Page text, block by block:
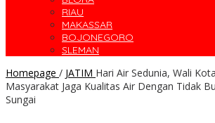
RIAU
MAKASSAR
BOJONEGORO
SLEMAN
Homepage / JATIM Hari Air Sedunia, Wali
Masyarakat Jaga Kualitas Air Dengan Tidak
Sungai